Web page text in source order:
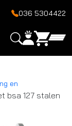
036 5304422
en
bsa 127 stalen